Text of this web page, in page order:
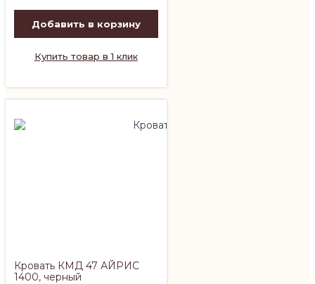
Добавить в корзину
Купить товар в 1 клик
Кровать КМД 47 АЙРИС
1400, черный